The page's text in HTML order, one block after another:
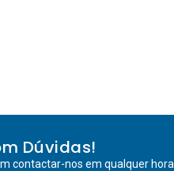
Dúvidas!
contactar-nos em qualquer hora.